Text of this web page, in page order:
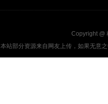
Copyright @
本站部分资源来自网友上传，如果无意